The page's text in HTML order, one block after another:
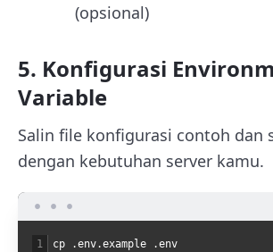
(opsional)
5. Konfigurasi
Variable
Salin file konfigurasi contoh dan
dengan kebutuhan server kamu.
1
cp .env.example .env